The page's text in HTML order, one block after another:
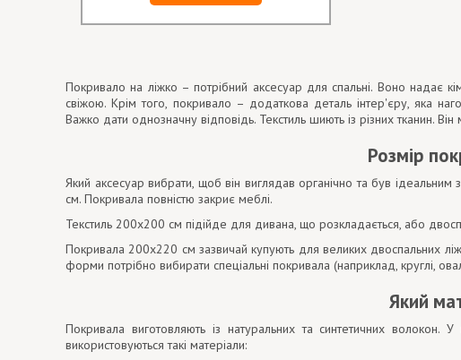
Покривало на ліжко – потрібний аксесуар для спальні. Воно надає
свіжою. Крім того, покривало – додаткова деталь інтер'єру, яка
Важко дати однозначну відповідь. Текстиль шиють із різних тканин.
Розмір
Який аксесуар вибрати, щоб він виглядав органічно та був
см. Покривала повністю закриє меблі.
Текстиль 200х200 см підійде для дивана, що розкладається, або
Покривала 200х220 см зазвичай купують для великих двоспальних
форми потрібно вибирати спеціальні покривала (наприклад, круглі,
Який
Покривала виготовляють із натуральних та синтетичних
використовуються такі матеріали: